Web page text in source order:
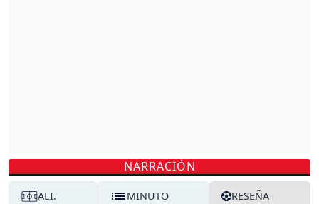
NARRACIÓN
ALI. MINUTO RESEÑA